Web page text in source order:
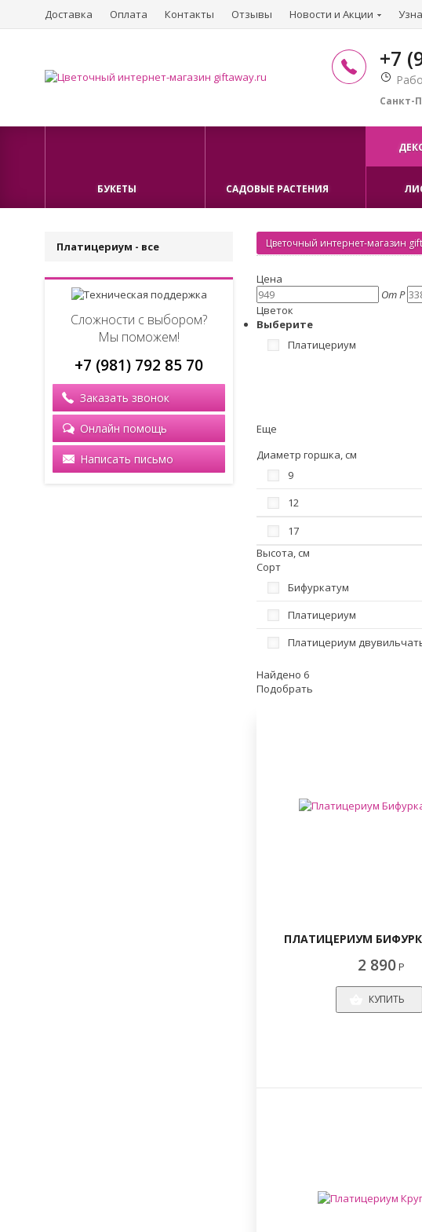
Доставка Оплата Контакты Отзывы Новости и Акции
+7
Санкт-
БУКЕТЫ САДОВЫЕ РАСТЕНИЯ
Платицериум - все
Сложности с выбором?
Мы поможем!
+7 (981) 792 85 70
Заказать звонок
Онлайн помощь
Написать письмо
Цветочный интернет-магазин
Цена
ОтР
Цветок
Выберите
Платицериум
Еще
Диаметр горшка, см
9
12
17
Высота, см
Сорт
Бифуркатум
Платицериум
Платицериум
Найдено 6
Подобрать
ПЛАТИЦЕРИУМ
2 890Р
КУПИТЬ